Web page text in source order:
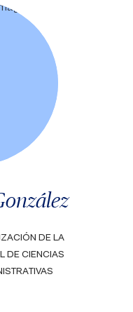
DE LA
DE CIENCIAS